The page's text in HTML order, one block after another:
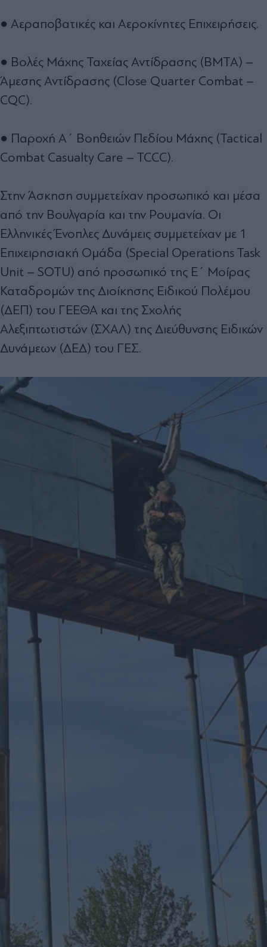
● Αεραποβατικές και Αεροκίνητες Επιχειρήσεις.
● Βολές Μάχης Ταχείας Αντίδρασης (ΒΜΤΑ) –
Άμεσης Αντίδρασης (Close Quarter Combat –
CQC).
● Παροχή Α΄ Βοηθειών Πεδίου Μάχης (Tactical
Combat Casualty Care – TCCC).
Στην Άσκηση συμμετείχαν προσωπικό και μέσα
από την Βουλγαρία και την Ρουμανία. Οι
Ελληνικές Ένοπλες Δυνάμεις συμμετείχαν με 1
Επιχειρησιακή Ομάδα (Special Operations Task
Unit – SOTU) από προσωπικό της Ε΄ Μοίρας
Καταδρομών της Διοίκησης Ειδικού Πολέμου
(ΔΕΠ) του ΓΕΕΘΑ και της Σχολής
Αλεξιπτωτιστών (ΣΧΑΛ) της Διεύθυνσης Ειδικών
Δυνάμεων (ΔΕΔ) του ΓΕΣ.